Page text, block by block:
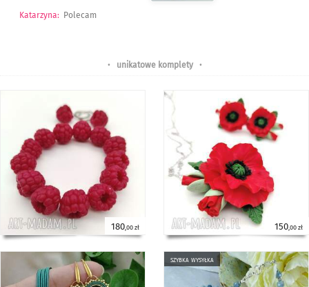
Katarzyna: Polecam
• unikatowe komplety•
180,00 zł 150,00 zł
szybka wysyłka